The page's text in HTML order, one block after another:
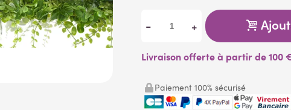
- +
Livraison offerte à partir de 100
Paiement 100% sécurisé